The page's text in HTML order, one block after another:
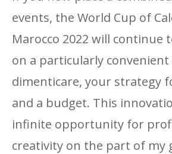
events, the World Cup of
Marocco 2022 will continue
on a particularly convenient
dimenticare, your strategy
and a budget. This
infinite opportunity for
creativity on the part of my